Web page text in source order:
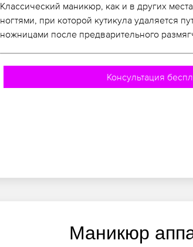
Классический маникюр, как и в других
ногтями, при которой кутикула удаляется
ножницами после предварительного
Консультация
Маникюр